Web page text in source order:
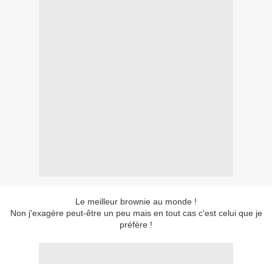
Le meilleur brownie au monde !
Non j'exagère peut-être un peu mais en tout cas c'est celui que je
préfère !